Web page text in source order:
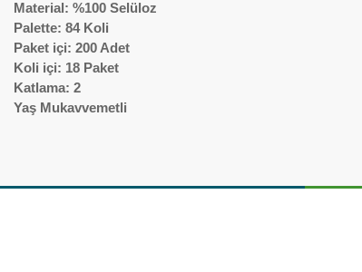
Material: %100 Selüloz
Palette: 84 Koli
Paket içi: 200 Adet
Koli içi: 18 Paket
Katlama: 2
Yaş Mukavvemetli